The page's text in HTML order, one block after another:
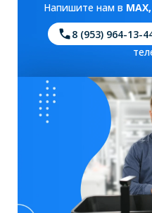
Напишите нам в MAX
8 (953) 964-13-